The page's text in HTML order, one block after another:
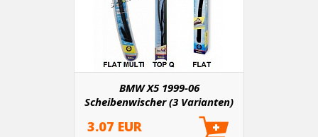
BMW X5 1999-06
Scheibenwischer (3 Varianten)
3.07 EUR